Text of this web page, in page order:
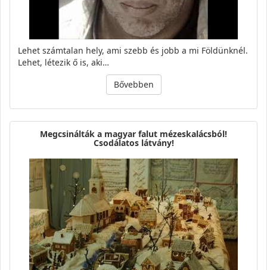
Lehet számtalan hely, ami szebb és jobb a mi Földünknél.
Lehet, létezik ő is, aki…
Bővebben
Megcsinálták a magyar falut mézeskalácsból!
Csodálatos látvány!